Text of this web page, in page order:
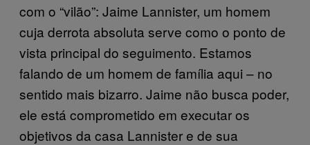
com o “vilão”: Jaime Lannister, um homem
cuja derrota absoluta serve como o ponto de
vista principal do seguimento. Estamos
falando de um homem de família aqui – no
sentido mais bizarro. Jaime não busca poder,
ele está comprometido em executar os
objetivos da casa Lannister e de sua